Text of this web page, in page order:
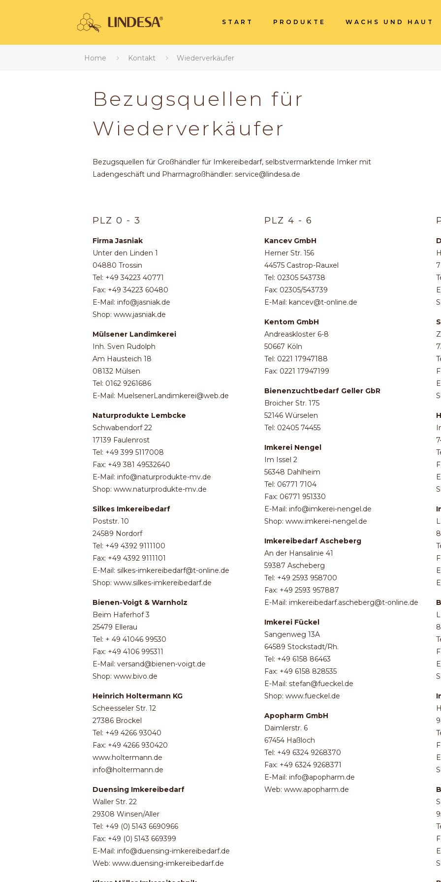
START PRODUKTE WACHS UND HAUT
Home Kontakt Wiederverkäufer
Bezugsquellen für
Wiederverkäufer
Bezugsquellen für Großhändler für Imkereibedarf, selbstvermarktende Imker mit
Ladengeschäft und Pharmagroßhändler: service@lindesa.de
PLZ 0 - 3
Firma Jasniak
Unter den Linden 1
04880 Trossin
Tel: +49 34223 40771
Fax: +49 34223 60480
E-Mail: info@jasniak.de
Shop: www.jasniak.de
Mülsener Landimkerei
Inh. Sven Rudolph
Am Hausteich 18
08132 Mülsen
Tel: 0162 9261686
E-Mail: MuelsenerLandimkerei@web.de
Naturprodukte Lembcke
Schwabendorf 22
17139 Faulenrost
Tel: +49 399 5117008
Fax: +49 381 49532640
E-Mail: info@naturprodukte-mv.de
Shop: www.naturprodukte-mv.de
Silkes Imkereibedarf
Poststr. 10
24589 Nordorf
Tel: +49 4392 9111100
Fax: +49 4392 9111101
E-Mail: silkes-imkereibedarf@t-online.de
Shop: www.silkes-imkereibedarf.de
Bienen-Voigt & Warnholz
Beim Haferhof 3
25479 Ellerau
Tel: + 49 41046 99530
Fax: +49 4106 995311
E-Mail: versand@bienen-voigt.de
Shop: www.bivo.de
Heinrich Holtermann KG
Scheesseler Str. 12
27386 Brockel
Tel: +49 4266 93040
Fax: +49 4266 930420
www.holtermann.de
info@holtermann.de
Duensing Imkereibedarf
Waller Str. 22
29308 Winsen/Aller
Tel: +49 (0) 5143 6690966
Fax: +49 (0) 5143 669399
E-Mail: info@duensing-imkereibedarf.de
Web: www.duensing-imkereibedarf.de
PLZ 4 - 6
Kancev GmbH
Herner Str. 156
44575 Castrop-Rauxel
Tel: 02305 543738
Fax: 02305/543739
E-Mail: kancev@t-online.de
Kentom GmbH
Andreaskloster 6-8
50667 Köln
Tel: 0221 17947188
Fax: 0221 17947199
Bienenzuchtbedarf Geller GbR
Broicher Str. 175
52146 Würselen
Tel: 02405 74455
Imkerei Nengel
Im Issel 2
56348 Dahlheim
Tel: 06771 7104
Fax: 06771 951330
E-Mail: info@imkerei-nengel.de
Shop: www.imkerei-nengel.de
Imkereibedarf Ascheberg
An der Hansalinie 41
59387 Ascheberg
Tel: +49 2593 958700
Fax: +49 2593 957887
E-Mail: imkereibedarf.ascheberg@t-online.de
Imkerei Fückel
Sangenweg 13A
64589 Stockstadt/Rh.
Tel: +49 6158 86463
Fax: +49 6158 828535
E-Mail: stefan@fueckel.de
Shop: www.fueckel.de
Apopharm GmbH
Daimlerstr. 6
67454 Haßloch
Tel: +49 6324 9268370
Fax: +49 6324 9268371
E-Mail: info@apopharm.de
Web: www.apopharm.de